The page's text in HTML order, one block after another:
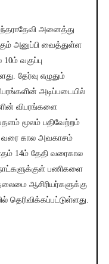
அனைத்து
அனுப்பி வைத்துள்ள
வகுப்பு
தேர்வு எழுதும்
அடிப்படையில்
விபரங்களை
மூலம் பதிவேற்றம்
வரை கால அவகாசம்
14ம் தேதி வரைகால
நாட்களுக்குள் பணிகளை
ஆசிரியர்களுக்கு
தெரிவிக்கப்பட்டுள்ளது.